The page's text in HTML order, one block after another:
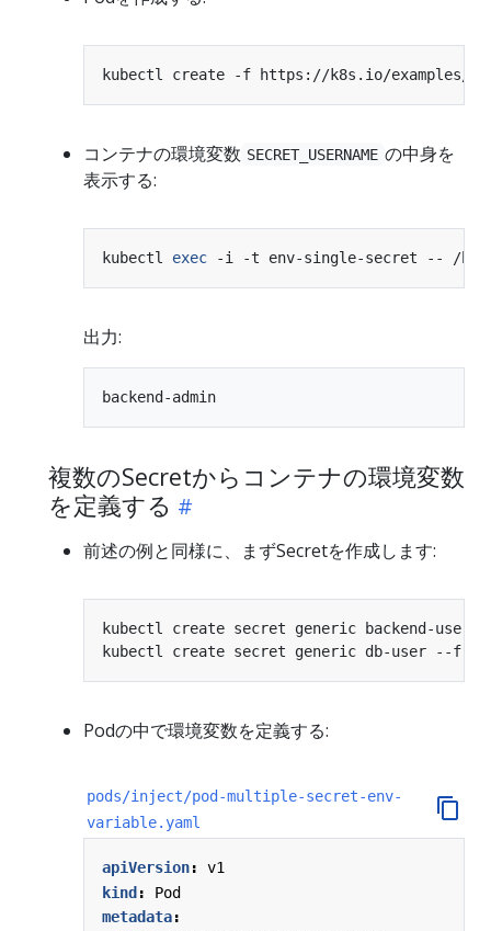
コンテナの環境変数 SECRET_USERNAME の中身を
表示する:
kubectl exec -i -t env-single-secret -- /
出力:
複数のSecretからコンテナの環境変数
を定義する
前述の例と同様に、まずSecretを作成します:
kubectl create secret generic backend-
kubectl create secret generic db-user --
Podの中で環境変数を定義する:
pods/inject/pod-multiple-secret-env-
variable.yaml
apiVersion:
v1
kind:
Pod
metadata: